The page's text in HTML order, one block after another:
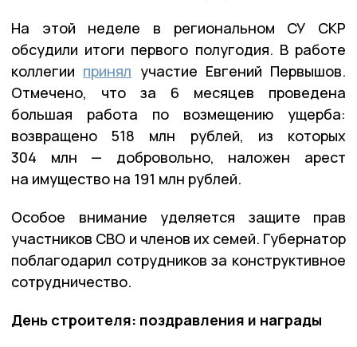
На этой неделе в региональном СУ СКР
обсудили итоги первого полугодия. В работе
коллегии принял участие Евгений Первышов.
Отмечено, что за 6 месяцев проведена
большая работа по возмещению ущерба:
возвращено 518 млн рублей, из которых
304 млн — добровольно, наложен арест
на имущество на 191 млн рублей.
Особое внимание уделяется защите прав
участников СВО и членов их семей. Губернатор
поблагодарил сотрудников за конструктивное
сотрудничество.
День строителя: поздравления и награды